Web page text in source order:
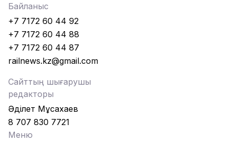
Байланыс
+7 7172 60 44 92
+7 7172 60 44 88
+7 7172 60 44 87
railnews.kz@gmail.com
Сайттың шығарушы
редакторы
Әділет Мұсахаев
8 707 830 7721
Меню